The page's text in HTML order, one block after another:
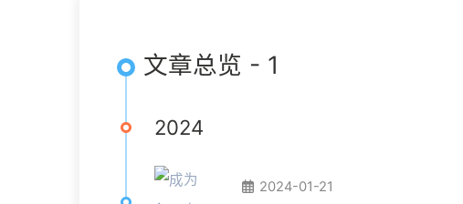
文章总览 - 1
2024
2024-01-21